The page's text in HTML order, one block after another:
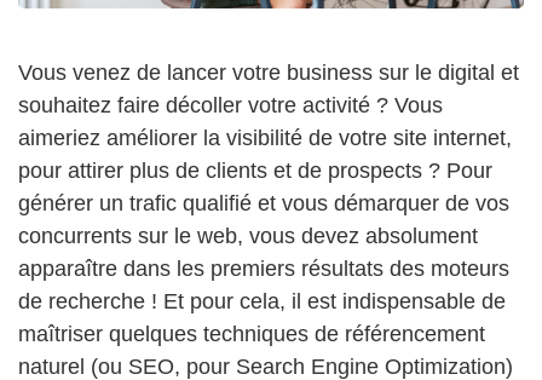
Vous venez de lancer votre business sur le digital et
souhaitez faire décoller votre activité ? Vous
aimeriez améliorer la visibilité de votre site internet,
pour attirer plus de clients et de prospects ? Pour
générer un trafic qualifié et vous démarquer de vos
concurrents sur le web, vous devez absolument
apparaître dans les premiers résultats des moteurs
de recherche ! Et pour cela, il est indispensable de
maîtriser quelques techniques de référencement
naturel (ou SEO, pour Search Engine Optimization)